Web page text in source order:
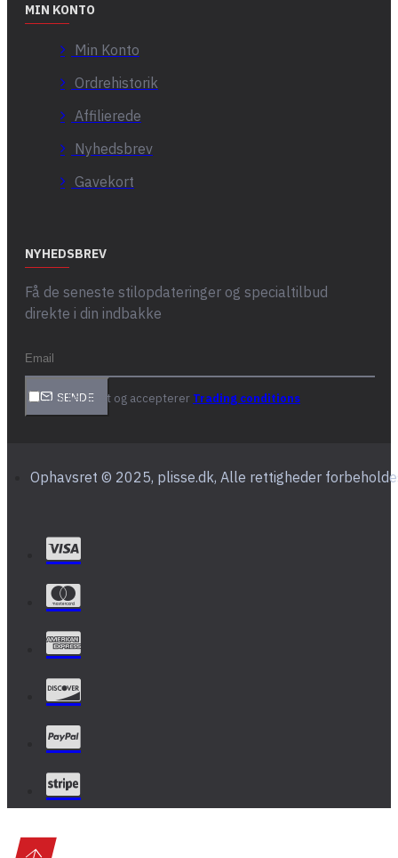
MIN KONTO
Min Konto
Ordrehistorik
Affilierede
Nyhedsbrev
Gavekort
NYHEDSBREV
Få de seneste stilopdateringer og specialtilbud
direkte i din indbakke
SENDE
Jeg har læst og accepterer Trading conditions
Ophavsret © 2025, plisse.dk, Alle rettigheder